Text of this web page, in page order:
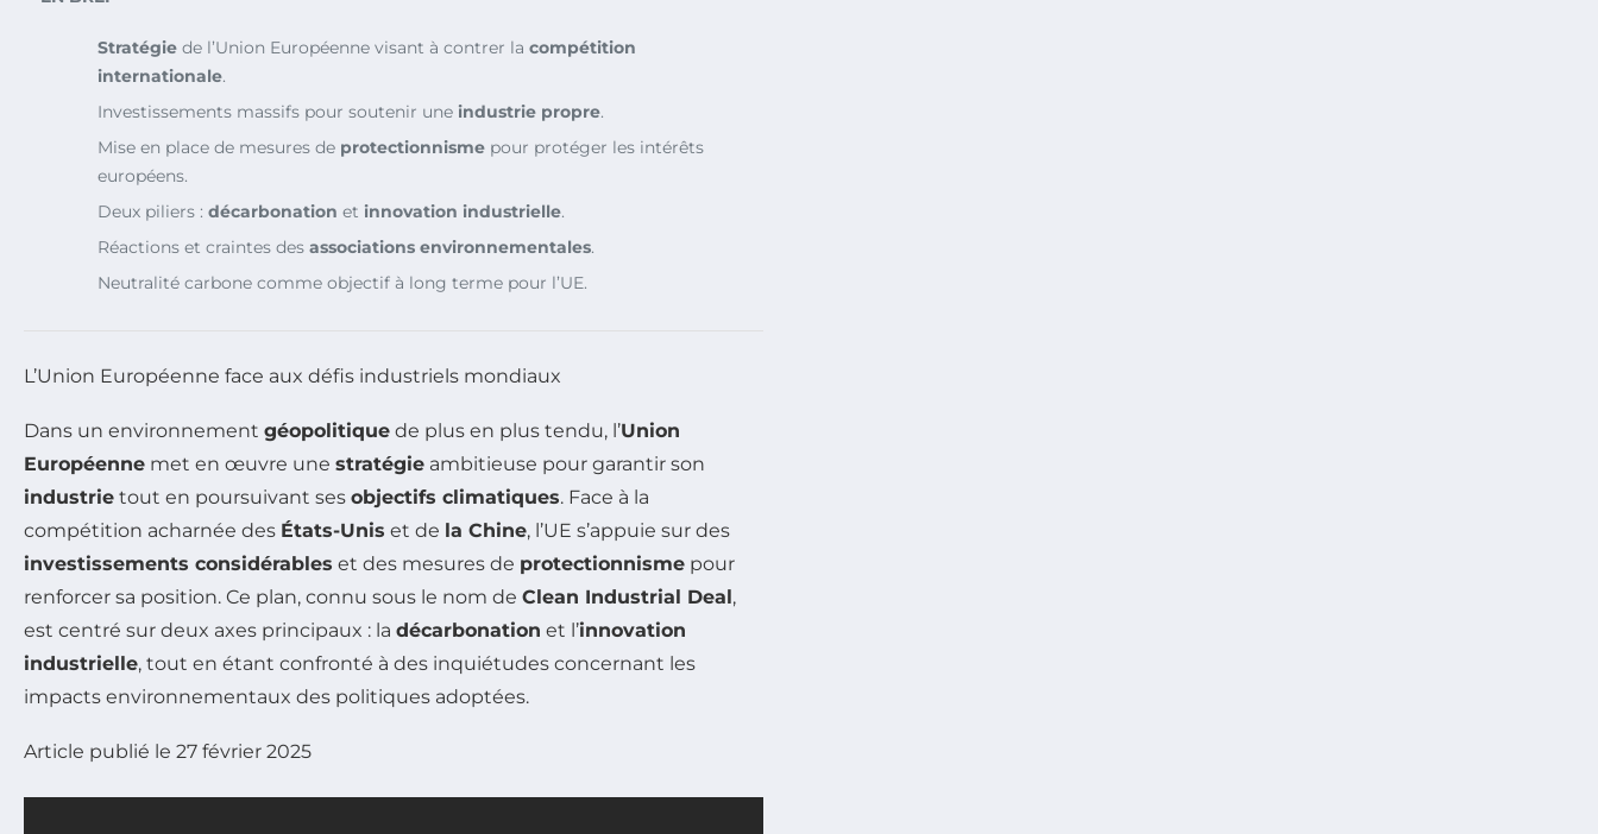
Stratégie de l’Union Européenne visant à contrer la compétition
internationale.
Investissements massifs pour soutenir une industrie propre.
Mise en place de mesures de protectionnisme pour protéger les intérêts
européens.
Deux piliers : décarbonation et innovation industrielle.
Réactions et craintes des associations environnementales.
Neutralité carbone comme objectif à long terme pour l’UE.
L’Union Européenne face aux défis industriels mondiaux
Dans un environnement géopolitique de plus en plus tendu, l’Union
Européenne met en œuvre une stratégie ambitieuse pour garantir son
industrie tout en poursuivant ses objectifs climatiques. Face à la
compétition acharnée des États-Unis et de la Chine, l’UE s’appuie sur des
investissements considérables et des mesures de protectionnisme pour
renforcer sa position. Ce plan, connu sous le nom de Clean Industrial Deal,
est centré sur deux axes principaux : la décarbonation et l’innovation
industrielle, tout en étant confronté à des inquiétudes concernant les
impacts environnementaux des politiques adoptées.
Article publié le 27 février 2025